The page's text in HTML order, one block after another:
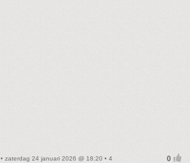
• zaterdag 24 januari 2026 @ 18:20 • 4